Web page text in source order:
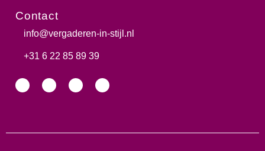
Contact
info@vergaderen-in-stijl.nl​
+31 6 22 85 89 39​